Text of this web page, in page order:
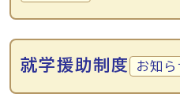
就学援助制度 お知ら